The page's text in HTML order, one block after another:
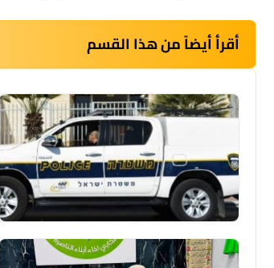
أقرأ أيضاً من هذا القسم